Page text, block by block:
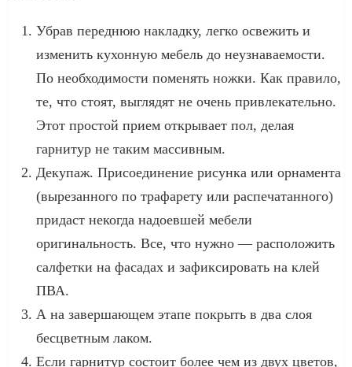
Убрав переднюю накладку, легко освежить и
изменить кухонную мебель до неузнаваемости.
По необходимости поменять ножки. Как правило,
те, что стоят, выглядят не очень привлекательно.
Этот простой прием открывает пол, делая
гарнитур не таким массивным.
Декупаж. Присоединение рисунка или орнамента
(вырезанного по трафарету или распечатанного)
придаст некогда надоевшей мебели
оригинальность. Все, что нужно — расположить
салфетки на фасадах и зафиксировать на клей
ПВА.
А на завершающем этапе покрыть в два слоя
бесцветным лаком.
Если гарнитур состоит более чем из двух цветов,